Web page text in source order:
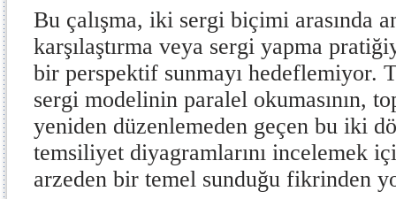
Bu çalışma, iki sergi biçimi arasında
karşılaştırma veya sergi yapma
bir perspektif sunmayı hedeflemiyor.
sergi modelinin paralel okumasının,
yeniden düzenlemeden geçen bu iki
temsiliyet diyagramlarını incelemek
arzeden bir temel sunduğu fikrinden